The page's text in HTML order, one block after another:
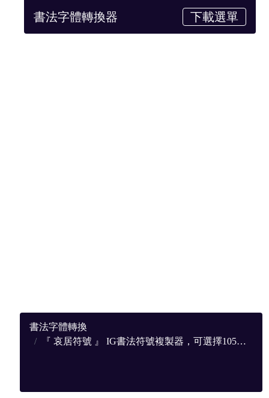
書法字體轉換器 下載選單
書法字體轉換
『 哀居符號 』 IG書法符號複製器，可選擇105種不同樣式的符號及表情